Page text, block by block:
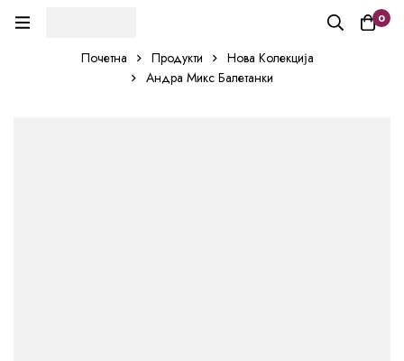
0
Почетна Продукти
Нова Колекција
Андра Микс Балетанки